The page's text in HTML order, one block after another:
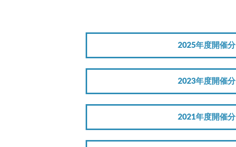
2025年度開催分
2023年度開催分
2021年度開催分